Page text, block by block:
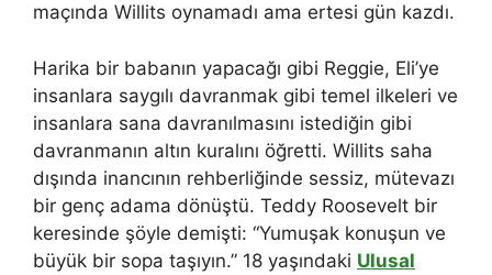
maçında Willits oynamadı ama ertesi gün kazdı.
Harika bir babanın yapacağı gibi Reggie, Eli’ye
insanlara saygılı davranmak gibi temel ilkeleri ve
insanlara sana davranılmasını istediğin gibi
davranmanın altın kuralını öğretti. Willits saha
dışında inancının rehberliğinde sessiz, mütevazı
bir genç adama dönüştü. Teddy Roosevelt bir
keresinde şöyle demişti: “Yumuşak konuşun ve
büyük bir sopa taşıyın.” 18 yaşındaki Ulusal